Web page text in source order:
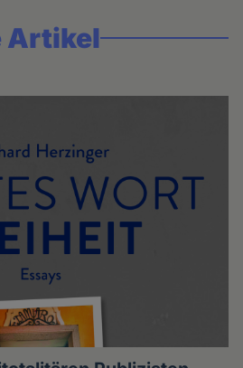
Artikel